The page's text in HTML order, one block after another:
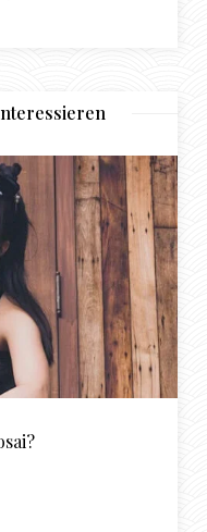
Online-
Damen und Sugar